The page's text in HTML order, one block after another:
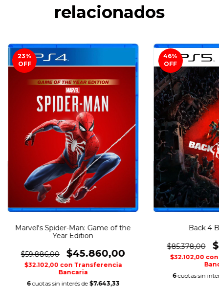
relacionados
23%
OFF
Marvel's Spider-Man: Game of the
Year Edition
$59.886,00 $45.860,00
$32.102,00 con Transferencia
Bancaria
6 cuotas sin interés de $7.643,33
46%
OFF
Back 4
$85.378,00
$32.102,00 con
6 cuotas sin